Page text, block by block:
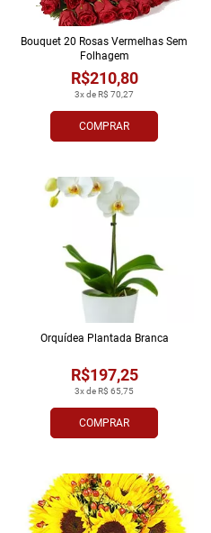
COMPRAR
3x de R$ 70,27
R$210,80
Bouquet 20 Rosas Vermelhas Sem
Folhagem
COMPRAR
3x de R$ 65,75
R$197,25
Orquídea Plantada Branca